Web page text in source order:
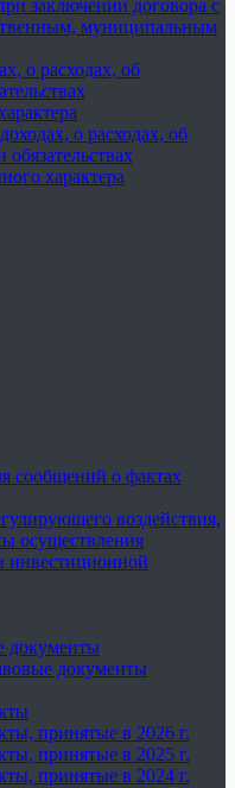
заключении договора с
муниципальным
о расходах, об
о расходах, об
характера
сообщений о фактах
воздействия,
осуществления
инвестиционной
документы
документы
принятые в 2026 г.
принятые в 2025 г.
принятые в 2024 г.